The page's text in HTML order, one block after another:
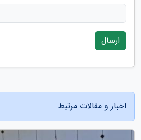
ارسال
اخبار و مقالات مرتبط